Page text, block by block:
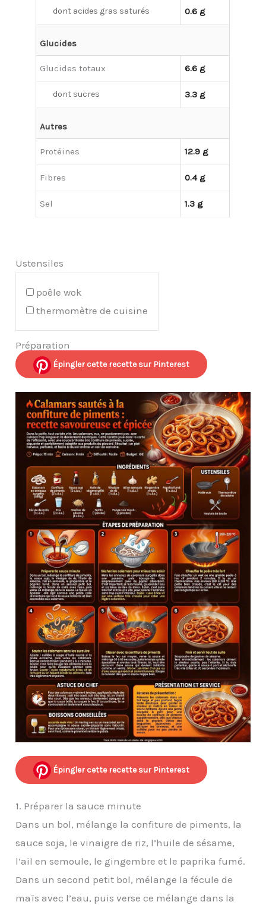
dont acides gras saturés 0.6 g
Glucides
Glucides totaux 6.6 g
dont sucres 3.3 g
Autres
Protéines 12.9 g
Fibres 0.4 g
Sel 1.3 g
Ustensiles
poêle wok
thermomètre de cuisine
Préparation
Épingler cette recette sur Pinterest
Épingler cette recette sur Pinterest
1. Préparer la sauce minute
Dans un bol, mélange la confiture de piments, la
sauce soja, le vinaigre de riz, l’huile de sésame,
l’ail en semoule, le gingembre et le paprika fumé.
Dans un second petit bol, mélange la fécule de
maïs avec l’eau, puis verse ce mélange dans la